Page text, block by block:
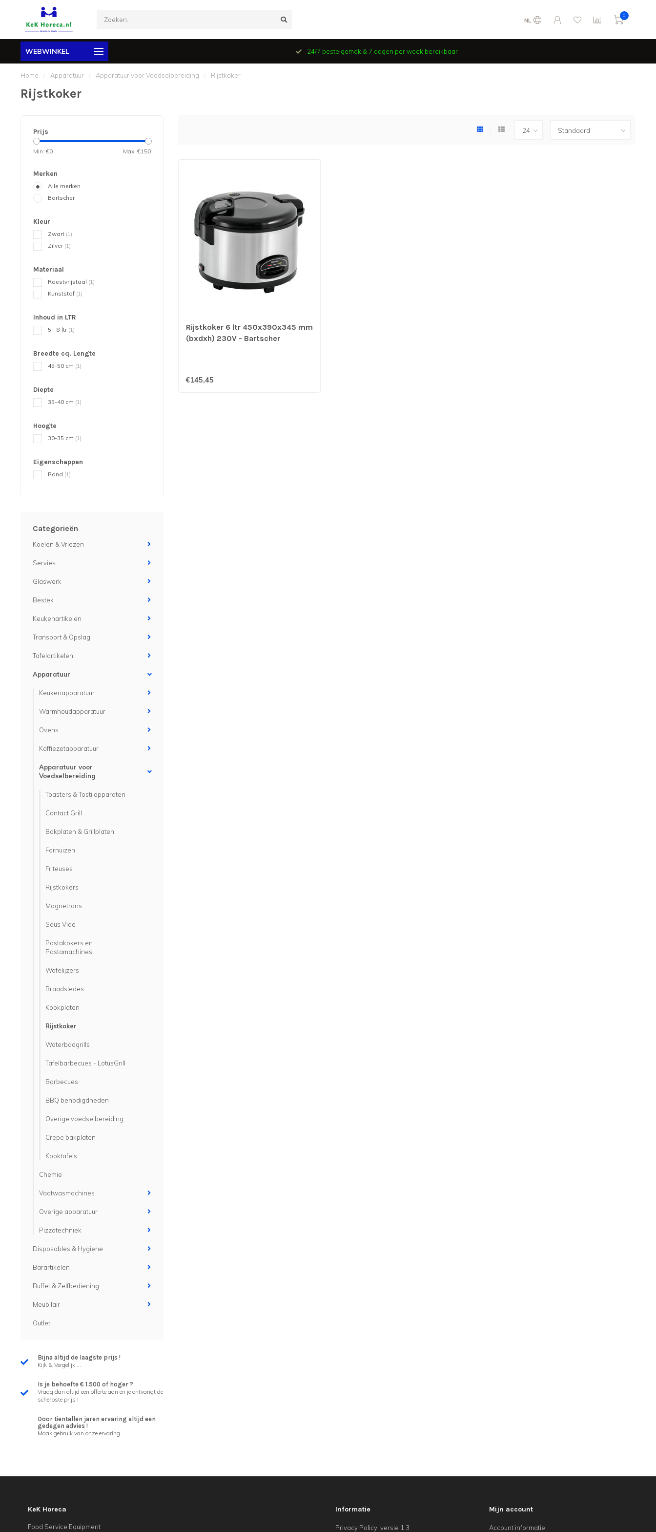
NL
0
WEBWINKEL 24/7 bestelgemak & 7 dagen per week bereikbaar
Home / Apparatuur / Apparatuur voor Voedselbereiding / Rijstkoker
Rijstkoker
Prijs
Min: €0 Max: €150
Merken
Alle merken
Bartscher
Kleur
Zwart (1)
Zilver (1)
Materiaal
Roestvrijstaal (1)
Kunststof (1)
Inhoud in LTR
5 - 8 ltr (1)
Breedte cq. Lengte
45-50 cm (1)
Diepte
35-40 cm (1)
Hoogte
30-35 cm (1)
Eigenschappen
Rond (1)
Categorieën
Koelen & Vriezen
Servies
Glaswerk
Bestek
Keukenartikelen
Transport & Opslag
Tafelartikelen
Apparatuur
Keukenapparatuur
Warmhoudapparatuur
Ovens
Koffiezetapparatuur
Apparatuur voor
Voedselbereiding
Toasters & Tosti apparaten
Contact Grill
Bakplaten & Grillplaten
Fornuizen
Friteuses
Rijstkokers
Magnetrons
Sous Vide
Pastakokers en
Pastamachines
Wafelijzers
Braadsledes
Kookplaten
Rijstkoker
Waterbadgrills
Tafelbarbecues - LotusGrill
Barbecues
BBQ benodigdheden
Overige voedselbereiding
Crepe bakplaten
Kooktafels
Chemie
Vaatwasmachines
Overige apparatuur
Pizzatechniek
Disposables & Hygiene
Barartikelen
Buffet & Zelfbediening
Meubilair
Outlet
Bijna altijd de laagste prijs !
Kijk & Vergelijk ...
Is je behoefte € 1.500 of hoger ?
Vraag dan altijd een offerte aan en je ontvangt de
scherpste prijs !
Door tientallen jaren ervaring altijd een
gedegen advies !
Maak gebruik van onze ervaring ...
Rijstkoker 6 ltr 450x390x345 mm
(bxdxh) 230V - Bartscher
€145,45
KeK Horeca
Food Service Equipment
Informatie
Privacy Policy, versie 1.3
Mijn account
Account informatie